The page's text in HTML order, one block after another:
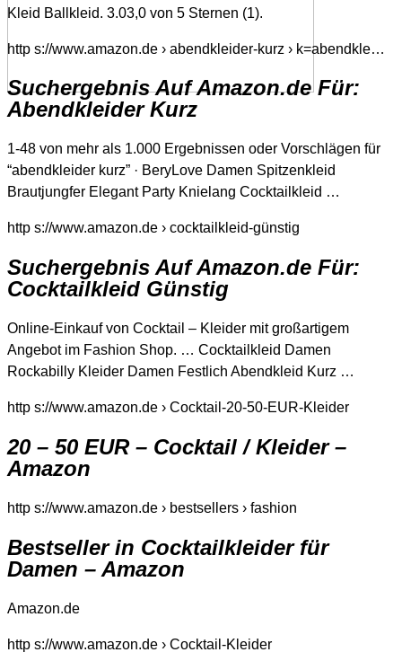
Kleid Ballkleid. 3.03,0 von 5 Sternen (1).
http s://www.amazon.de › abendkleider-kurz › k=abendkle…
Suchergebnis Auf Amazon.de Für:
Abendkleider Kurz
1-48 von mehr als 1.000 Ergebnissen oder Vorschlägen für
“abendkleider kurz” · BeryLove Damen Spitzenkleid
Brautjungfer Elegant Party Knielang Cocktailkleid …
http s://www.amazon.de › cocktailkleid-günstig
Suchergebnis Auf Amazon.de Für:
Cocktailkleid Günstig
Online-Einkauf von Cocktail – Kleider mit großartigem
Angebot im Fashion Shop. … Cocktailkleid Damen
Rockabilly Kleider Damen Festlich Abendkleid Kurz …
http s://www.amazon.de › Cocktail-20-50-EUR-Kleider
20 – 50 EUR – Cocktail / Kleider –
Amazon
http s://www.amazon.de › bestsellers › fashion
Bestseller in Cocktailkleider für
Damen – Amazon
Amazon.de
http s://www.amazon.de › Cocktail-Kleider